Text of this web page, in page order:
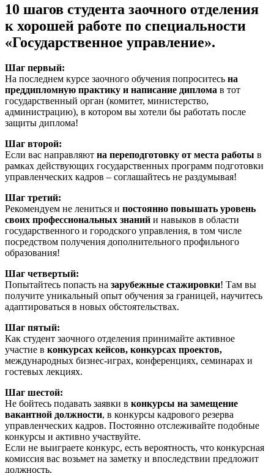
10 шагов студента заочного отделения
к хорошей работе по специальности
«Государственное управление».
Шаг первый:
На последнем курсе заочного обучения попроситесь на
преддипломную практику и написание диплома в тот
государственный орган (комитет, министерство,
администрацию), в котором вы хотели бы работать после
защиты диплома!
Шаг второй:
Если вас направляют на переподготовку от места работы в
рамках действующих государственных программ подготовки
управленческих кадров – соглашайтесь не раздумывая!
Шаг третий:
Рекомендуем не лениться и постоянно повышать уровень
своих профессиональных знаний и навыков в области
государственного и городского управления, в том числе
посредством получения дополнительного профильного
образования!
Шаг четвертый:
Попытайтесь попасть на зарубежные стажировки! Там вы
получите уникальный опыт обучения за границей, научитесь
адаптироваться в новых обстоятельствах.
Шаг пятый:
Как студент заочного отделения принимайте активное
участие в конкурсах кейсов, конкурсах проектов,
международных бизнес-играх, конференциях, семинарах и
гостевых лекциях.
Шаг шестой:
Не бойтесь подавать заявки в конкурсы на замещение
вакантной должности, в конкурсы кадрового резерва
управленческих кадров. Постоянно отслеживайте подобные
конкурсы и активно участвуйте.
Если не выиграете конкурс, есть вероятность, что конкурсная
комиссия вас возьмет на заметку и впоследствии предложит
должность.